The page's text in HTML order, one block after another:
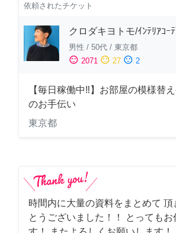
依頼されたチケット
クロダキヨトモ/ｲﾝﾃﾘｱｺｰﾃ
男性 / 50代 / 東京都
sentiment_satisfied 2071 sentiment_neutral 27 sentiment_dissatisfied 2
【毎日稼働中‼︎】お部屋の模様替
のお手伝い
東京都
時間内に大量の資料をまとめて
とうございました！！ とっても